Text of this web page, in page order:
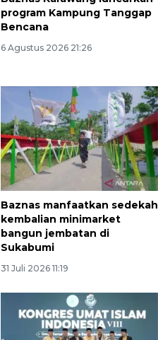
program Kampung Tanggap
Bencana
6 Agustus 2026 21:26
Baznas manfaatkan sedekah
kembalian minimarket
bangun jembatan di
Sukabumi
31 Juli 2026 11:19